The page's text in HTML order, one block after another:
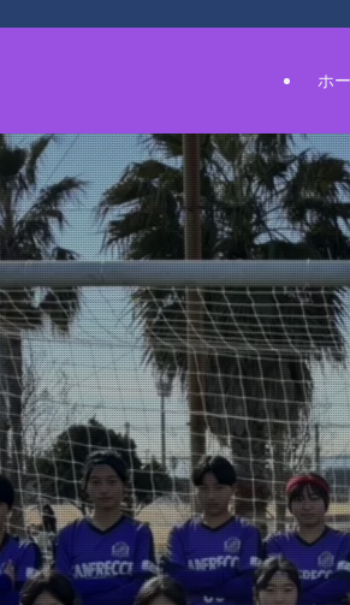
ホ